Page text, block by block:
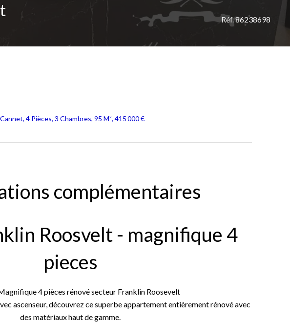
Réf. 86238698
4 Pièces, 3 Chambres, 95 M², 415 000 €
complémentaires
Roosvelt - magnifique 4
pieces
4 pièces rénové secteur Franklin Roosevelt
ascenseur, découvrez ce superbe appartement entièrement rénové avec
des matériaux haut de gamme.